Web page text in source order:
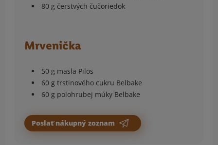
80 g čerstvých čučoriedok
Mrvenička
50 g masla Pilos
60 g trstinového cukru Belbake
60 g polohrubej múky Belbake
Poslať nákupný zoznam